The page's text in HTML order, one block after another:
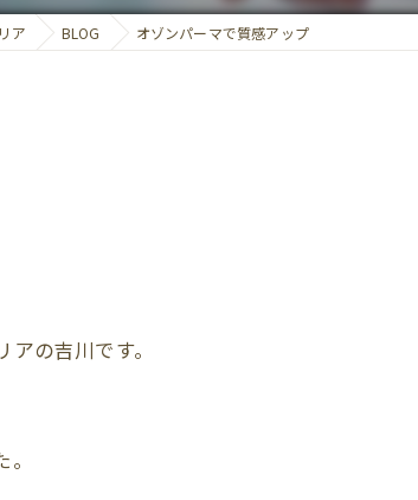
トリートメント
ア BLOG オゾンパーマで質感アップ
の吉川です。